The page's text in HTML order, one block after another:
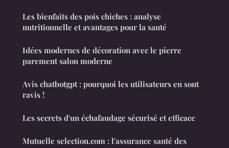
Les bienfaits des pois chiches : analyse
nutritionnelle et avantages pour la santé
Idées modernes de décoration avec le pierre
parement salon moderne
Avis chatbotgpt : pourquoi les utilisateurs en sont
ravis !
Les secrets d'un échafaudage sécurisé et efficace
Mutuelle selection.com : l'assurance santé des